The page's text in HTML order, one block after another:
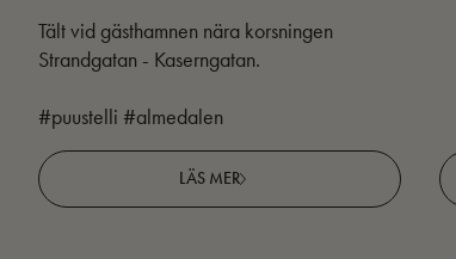
Tält vid gästhamnen nära korsningen
Strandgatan - Kaserngatan.
#puustelli #almedalen
LÄS MER